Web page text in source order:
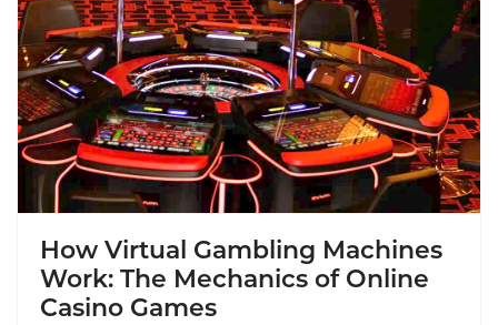
How Virtual Gambling Machines
Work: The Mechanics of Online
Casino Games